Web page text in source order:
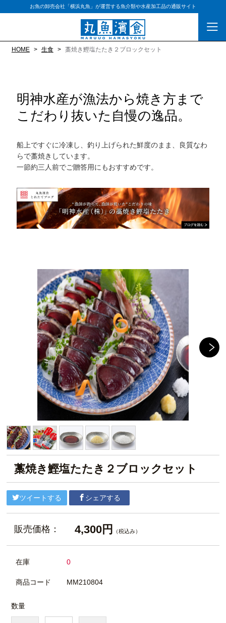
お魚の卸売会社「横浜丸魚」が運営する魚介類や水産加工品の通販サイト
HOME 生食 藁焼き鰹塩たたき２ブロックセット
明神水産が漁法から焼き方まで
こだわり抜いた自慢の逸品。
船上ですぐに冷凍し、釣り上げられた鮮度のまま、良質なわ
らで藁焼きしています。
一節約三人前でご贈答用にもおすすめです。
藁焼き鰹塩たたき２ブロックセット
ツイートする シェアする
販売価格： 4,300円 （税込み）
在庫 0
商品コード MM210804
数量